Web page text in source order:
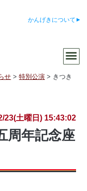
かんげきについて
せ >特別公演 > きつき
23(土曜日) 15:43:02
周年記念座